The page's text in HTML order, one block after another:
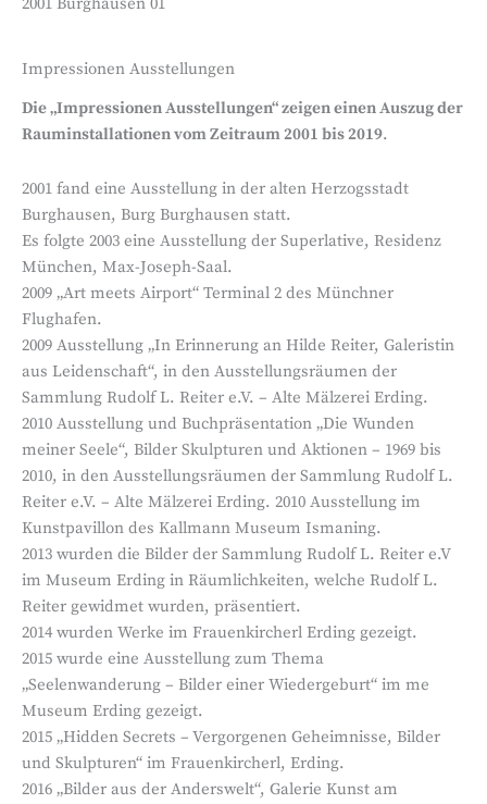
2001 Burghausen 01
Impressionen Ausstellungen
Die „Impressionen Ausstellungen“ zeigen einen Auszug der
Rauminstallationen vom Zeitraum 2001 bis 2019.
2001 fand eine Ausstellung in der alten Herzogsstadt
Burghausen, Burg Burghausen statt.
Es folgte 2003 eine Ausstellung der Superlative, Residenz
München, Max-Joseph-Saal.
2009 „Art meets Airport“ Terminal 2 des Münchner
Flughafen.
2009 Ausstellung „In Erinnerung an Hilde Reiter, Galeristin
aus Leidenschaft“, in den Ausstellungsräumen der
Sammlung Rudolf L. Reiter e.V. – Alte Mälzerei Erding.
2010 Ausstellung und Buchpräsentation „Die Wunden
meiner Seele“, Bilder Skulpturen und Aktionen – 1969 bis
2010, in den Ausstellungsräumen der Sammlung Rudolf L.
Reiter e.V. – Alte Mälzerei Erding. 2010 Ausstellung im
Kunstpavillon des Kallmann Museum Ismaning.
2013 wurden die Bilder der Sammlung Rudolf L. Reiter e.V
im Museum Erding in Räumlichkeiten, welche Rudolf L.
Reiter gewidmet wurden, präsentiert.
2014 wurden Werke im Frauenkircherl Erding gezeigt.
2015 wurde eine Ausstellung zum Thema
„Seelenwanderung – Bilder einer Wiedergeburt“ im me
Museum Erding gezeigt.
2015 „Hidden Secrets – Vergorgenen Geheimnisse, Bilder
und Skulpturen“ im Frauenkircherl, Erding.
2016 „Bilder aus der Anderswelt“, Galerie Kunst am